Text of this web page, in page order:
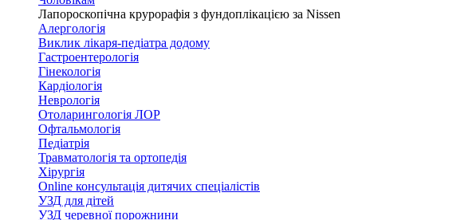
Лапороскопічна крурорафія з фундоплікацією за Nissen
Алергологія
Виклик лікаря-педіатра додому
Гастроентерологія
Гінекологія
Кардіологія
Неврологія
Отоларингологія ЛОР
Офтальмологія
Педіатрія
Травматологія та ортопедія
Хірургія
Online консультація дитячих спеціалістів
УЗД для дітей
УЗД черевної порожнини